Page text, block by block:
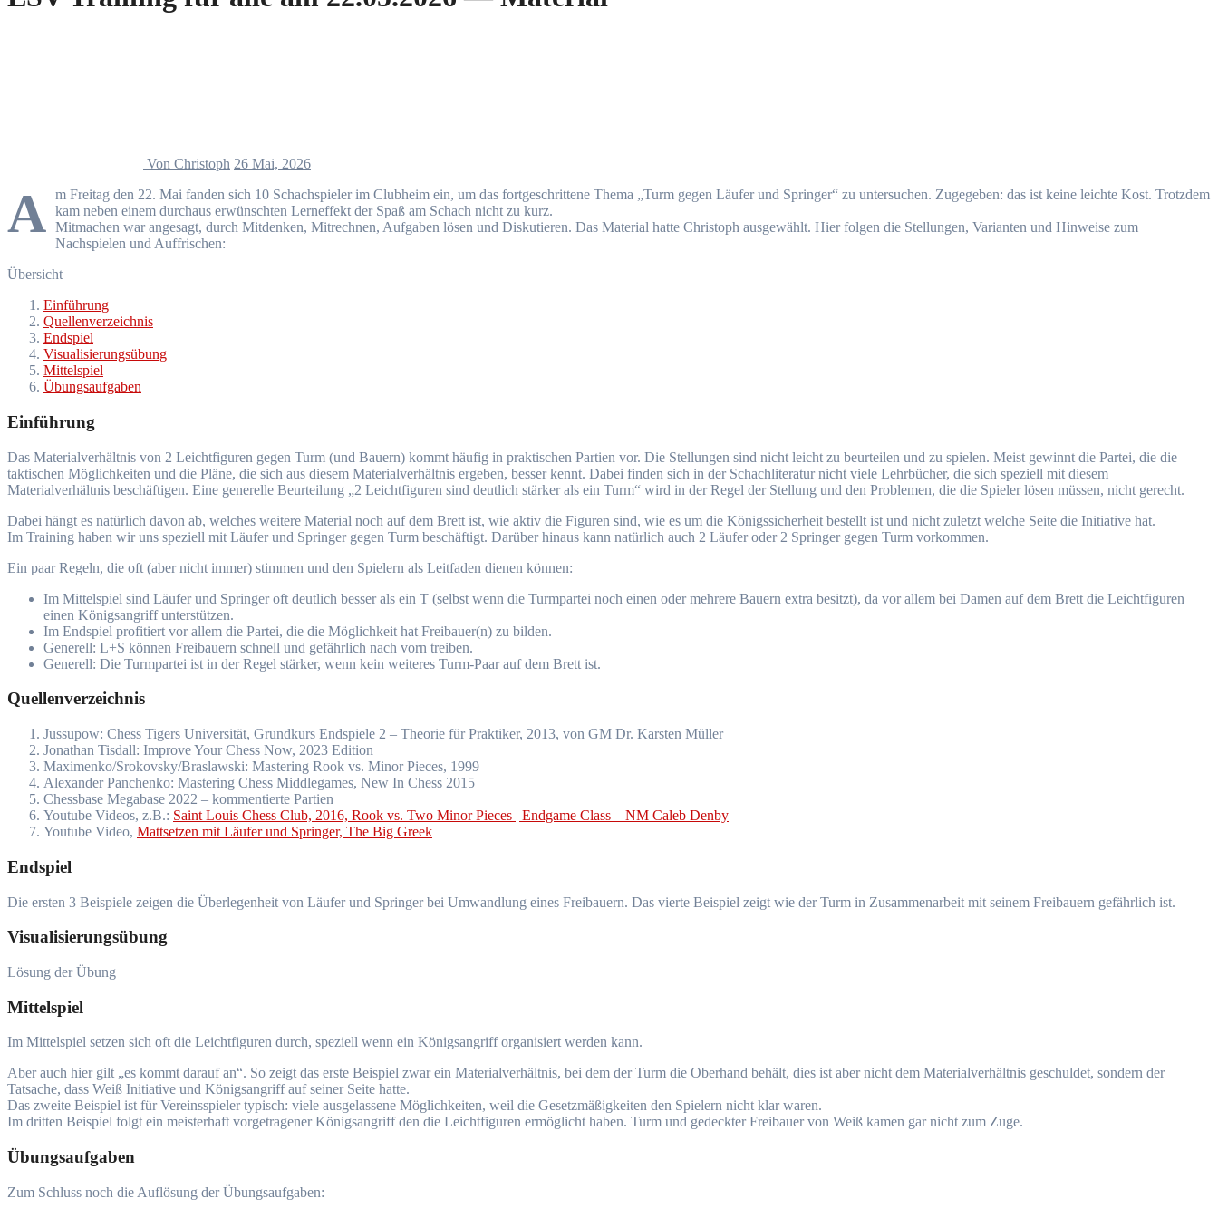
Von Christoph 26 Mai, 2026
A m Freitag den 22. Mai fanden sich 10 Schachspieler im Clubheim ein, um das fortgeschrittene Thema „Turm gegen Läufer und Springer“ zu untersuchen. Zugegeben: das ist keine leichte Kost. Trotzdem
kam neben einem durchaus erwünschten Lerneffekt der Spaß am Schach nicht zu kurz.
Mitmachen war angesagt, durch Mitdenken, Mitrechnen, Aufgaben lösen und Diskutieren. Das Material hatte Christoph ausgewählt. Hier folgen die Stellungen, Varianten und Hinweise zum
Nachspielen und Auffrischen:
Übersicht
Einführung
Quellenverzeichnis
Endspiel
Visualisierungsübung
Mittelspiel
Übungsaufgaben
Einführung
Das Materialverhältnis von 2 Leichtfiguren gegen Turm (und Bauern) kommt häufig in praktischen Partien vor. Die Stellungen sind nicht leicht zu beurteilen und zu spielen. Meist gewinnt die Partei, die die
taktischen Möglichkeiten und die Pläne, die sich aus diesem Materialverhältnis ergeben, besser kennt. Dabei finden sich in der Schachliteratur nicht viele Lehrbücher, die sich speziell mit diesem
Materialverhältnis beschäftigen. Eine generelle Beurteilung „2 Leichtfiguren sind deutlich stärker als ein Turm“ wird in der Regel der Stellung und den Problemen, die die Spieler lösen müssen, nicht gerecht.
Dabei hängt es natürlich davon ab, welches weitere Material noch auf dem Brett ist, wie aktiv die Figuren sind, wie es um die Königssicherheit bestellt ist und nicht zuletzt welche Seite die Initiative hat.
Im Training haben wir uns speziell mit Läufer und Springer gegen Turm beschäftigt. Darüber hinaus kann natürlich auch 2 Läufer oder 2 Springer gegen Turm vorkommen.
Ein paar Regeln, die oft (aber nicht immer) stimmen und den Spielern als Leitfaden dienen können:
Im Mittelspiel sind Läufer und Springer oft deutlich besser als ein T (selbst wenn die Turmpartei noch einen oder mehrere Bauern extra besitzt), da vor allem bei Damen auf dem Brett die Leichtfiguren
einen Königsangriff unterstützen.
Im Endspiel profitiert vor allem die Partei, die die Möglichkeit hat Freibauer(n) zu bilden.
Generell: L+S können Freibauern schnell und gefährlich nach vorn treiben.
Generell: Die Turmpartei ist in der Regel stärker, wenn kein weiteres Turm-Paar auf dem Brett ist.
Quellenverzeichnis
Jussupow: Chess Tigers Universität, Grundkurs Endspiele 2 – Theorie für Praktiker, 2013, von GM Dr. Karsten Müller
Jonathan Tisdall: Improve Your Chess Now, 2023 Edition
Maximenko/Srokovsky/Braslawski: Mastering Rook vs. Minor Pieces, 1999
Alexander Panchenko: Mastering Chess Middlegames, New In Chess 2015
Chessbase Megabase 2022 – kommentierte Partien
Youtube Videos, z.B.: Saint Louis Chess Club, 2016, Rook vs. Two Minor Pieces | Endgame Class – NM Caleb Denby
Youtube Video, Mattsetzen mit Läufer und Springer, The Big Greek
Endspiel
Die ersten 3 Beispiele zeigen die Überlegenheit von Läufer und Springer bei Umwandlung eines Freibauern. Das vierte Beispiel zeigt wie der Turm in Zusammenarbeit mit seinem Freibauern gefährlich ist.
Visualisierungsübung
Lösung der Übung
Mittelspiel
Im Mittelspiel setzen sich oft die Leichtfiguren durch, speziell wenn ein Königsangriff organisiert werden kann.
Aber auch hier gilt „es kommt darauf an“. So zeigt das erste Beispiel zwar ein Materialverhältnis, bei dem der Turm die Oberhand behält, dies ist aber nicht dem Materialverhältnis geschuldet, sondern der
Tatsache, dass Weiß Initiative und Königsangriff auf seiner Seite hatte.
Das zweite Beispiel ist für Vereinsspieler typisch: viele ausgelassene Möglichkeiten, weil die Gesetzmäßigkeiten den Spielern nicht klar waren.
Im dritten Beispiel folgt ein meisterhaft vorgetragener Königsangriff den die Leichtfiguren ermöglicht haben. Turm und gedeckter Freibauer von Weiß kamen gar nicht zum Zuge.
Übungsaufgaben
Zum Schluss noch die Auflösung der Übungsaufgaben: